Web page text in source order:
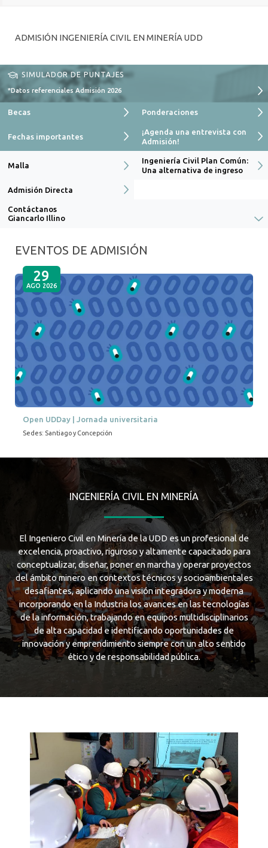
BECAS
PERFIL DE EGRESO
MINERÍA CON LA EMPRESA
ACADÉMICOS
INFRAESTRUCTURA
CONTÁCTATE CON NOSOTROS
ADMISIÓN INGENIERÍA CIVIL EN MINERÍA UDD
SIMULADOR DE PUNTAJES
*Datos referenciales Admisión 2026
Becas Ponderaciones
Fechas importantes
¡Agenda una entrevista con
Admisión!
Malla
Ingeniería Civil Plan Común:
Una alternativa de ingreso
Admisión Directa
Contáctanos
Giancarlo Illino
EVENTOS DE ADMISIÓN
29
AGO 2026
Open UDDay | Jornada universitaria
Sedes: Santiago y Concepción
INGENIERÍA CIVIL EN MINERÍA
El Ingeniero Civil en Minería de la UDD es un profesional de
excelencia, proactivo, riguroso y altamente capacitado para
conceptualizar, diseñar, poner en marcha y operar proyectos
del ámbito minero en contextos técnicos y socioambientales
desafiantes, aplicando una visión integradora y moderna
incorporando en la Industria los avances en las tecnologías
de la información, trabajando en equipos multidisciplinarios
de alta capacidad e identificando oportunidades de
innovación y emprendimiento siempre con un alto sentido
ético y de responsabilidad pública.